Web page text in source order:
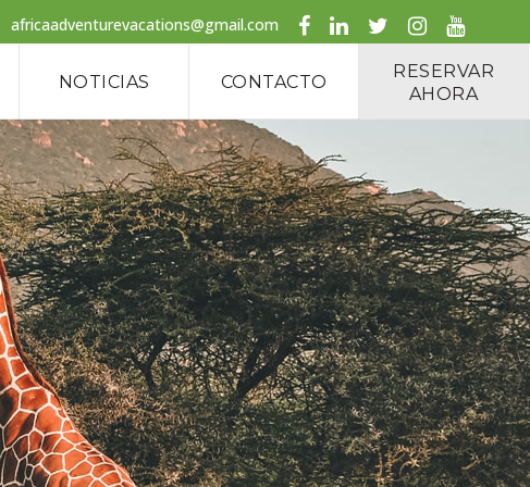
africaadventurevacations@gmail.com
NOTICIAS CONTACTO
RESERVAR
AHORA